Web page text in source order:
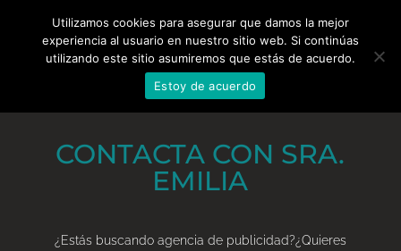
CONTACTA CON SRA.
EMILIA
¿Estás buscando agencia de publicidad?¿Quieres
Utilizamos cookies para asegurar que damos la mejor
experiencia al usuario en nuestro sitio web. Si continúas
utilizando este sitio asumiremos que estás de acuerdo.
Estoy de acuerdo